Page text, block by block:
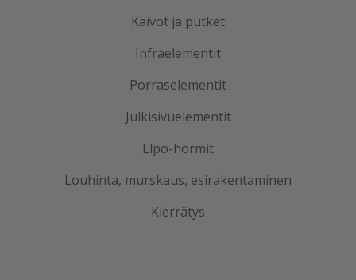
Kaivot ja putket
Infraelementit
Porraselementit
Julkisivuelementit
Elpo-hormit
Louhinta, murskaus, esirakentaminen
Kierrätys